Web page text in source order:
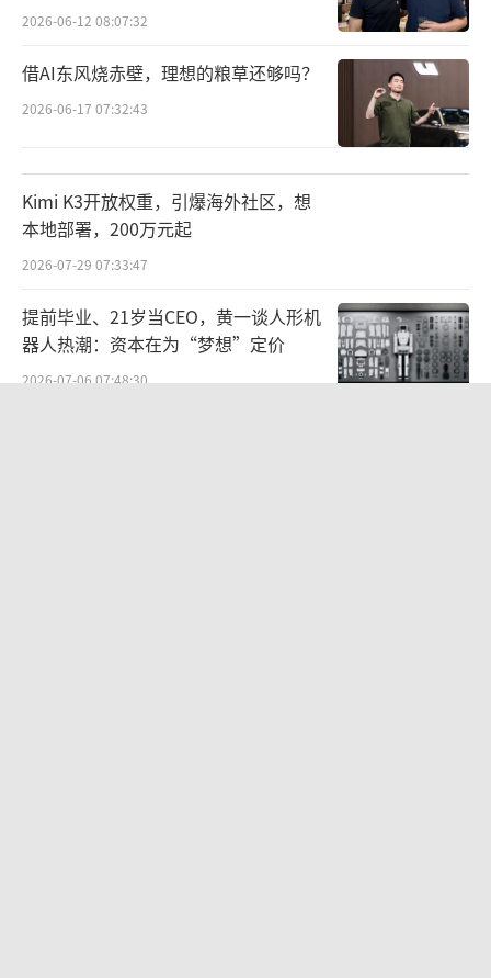
2026-06-12 08:07:32
借AI东风烧赤壁，理想的粮草还够吗？
2026-06-17 07:32:43
Kimi K3开放权重，引爆海外社区，想
本地部署，200万元起
2026-07-29 07:33:47
提前毕业、21岁当CEO，黄一谈人形机
器人热潮：资本在为“梦想”定价
2026-07-06 07:48:30